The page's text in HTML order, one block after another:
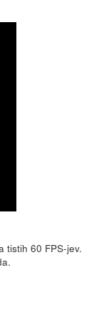
tistih 60 FPS-jev.